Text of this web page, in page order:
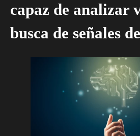
capaz de analizar
busca de señales